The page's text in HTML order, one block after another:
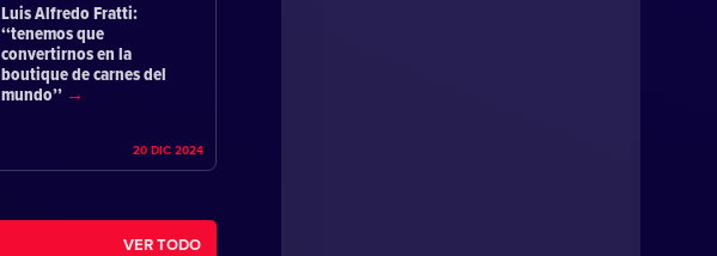
Luis Alfredo Fratti:
‘‘tenemos que
convertirnos en la
boutique de carnes del
mundo’’
20 DIC 2024
VER TODO